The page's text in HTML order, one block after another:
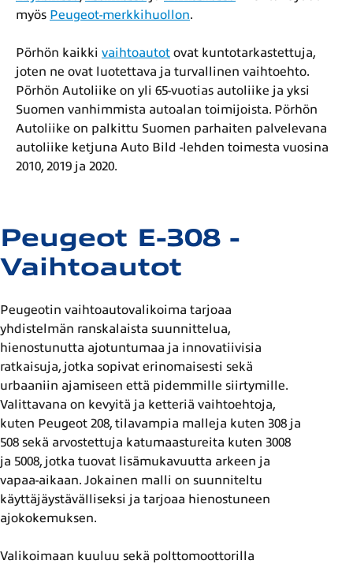
Peugeot E-308 -
Vaihtoautot
Peugeotin vaihtoautovalikoima tarjoaa
yhdistelmän ranskalaista suunnittelua,
hienostunutta ajotuntumaa ja innovatiivisia
ratkaisuja, jotka sopivat erinomaisesti sekä
urbaaniin ajamiseen että pidemmille siirtymille.
Valittavana on kevyitä ja ketteriä vaihtoehtoja,
kuten Peugeot 208, tilavampia malleja kuten 308 ja
508 sekä arvostettuja katumaastureita kuten 3008
ja 5008, jotka tuovat lisämukavuutta arkeen ja
vapaa-aikaan. Jokainen malli on suunniteltu
käyttäjäystävälliseksi ja tarjoaa hienostuneen
ajokokemuksen.
Valikoimaan kuuluu sekä polttomoottorilla
myös Peugeot-merkkihuollon.
Pörhön kaikki vaihtoautot ovat kuntotarkastettuja,
joten ne ovat luotettava ja turvallinen vaihtoehto.
Pörhön Autoliike on yli 65-vuotias autoliike ja yksi
Suomen vanhimmista autoalan toimijoista. Pörhön
Autoliike on palkittu Suomen parhaiten palvelevana
autoliike ketjuna Auto Bild -lehden toimesta vuosina
2010, 2019 ja 2020.